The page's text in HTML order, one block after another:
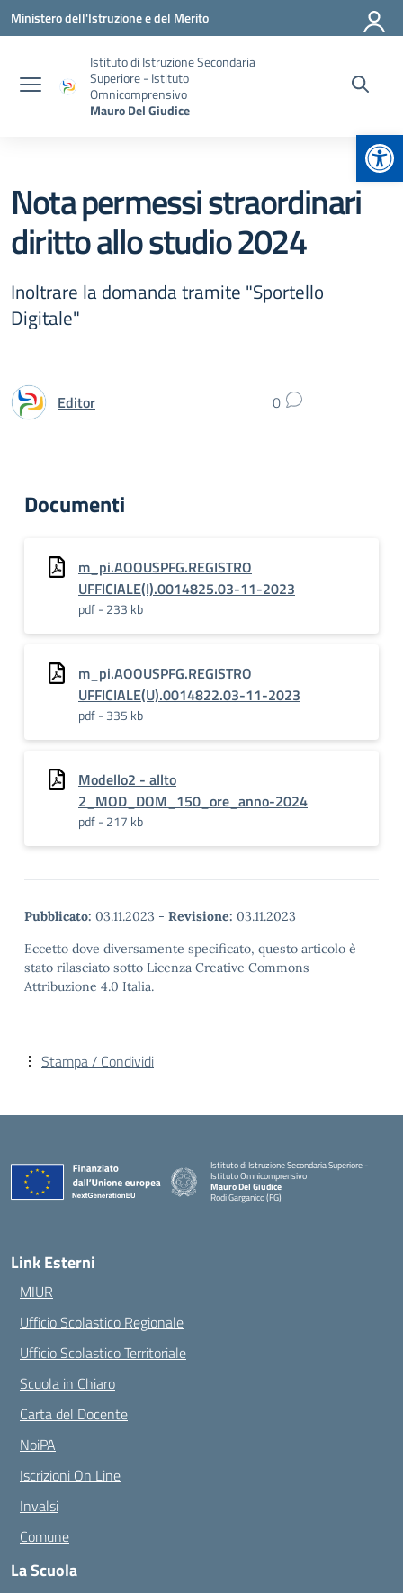
Vai ai contenuti
Vai al menu di navigazione
Vai al footer
Ministero dell'Istruzione e del Merito
Istituto di Istruzione Secondaria
Superiore - Istituto
Omnicomprensivo
Mauro Del Giudice
Nota permessi straordinari
diritto allo studio 2024
Inoltrare la domanda tramite "Sportello
Digitale"
Editor 0
Documenti
m_pi.AOOUSPFG.REGISTRO
UFFICIALE(I).0014825.03-11-2023
pdf - 233 kb
m_pi.AOOUSPFG.REGISTRO
UFFICIALE(U).0014822.03-11-2023
pdf - 335 kb
Modello2 - allto
2_MOD_DOM_150_ore_anno-2024
pdf - 217 kb
Pubblicato: 03.11.2023 - Revisione: 03.11.2023
Eccetto dove diversamente specificato, questo articolo è
stato rilasciato sotto Licenza Creative Commons
Attribuzione 4.0 Italia.
Stampa / Condividi
Istituto di Istruzione Secondaria Superiore -
Istituto Omnicomprensivo
Mauro Del Giudice
Rodi Garganico (FG)
— Visita la pagina iniziale della scuola
Link Esterni
MIUR
Ufficio Scolastico Regionale
Ufficio Scolastico Territoriale
Scuola in Chiaro
Carta del Docente
NoiPA
Iscrizioni On Line
Invalsi
Comune
La Scuola